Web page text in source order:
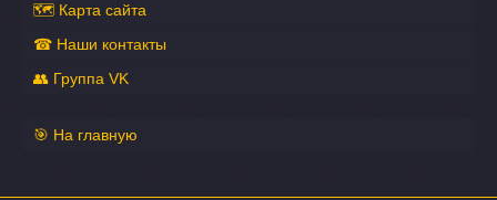
🗺 Карта сайта
☎ Наши контакты
👥 Группа VK
🎯 На главную